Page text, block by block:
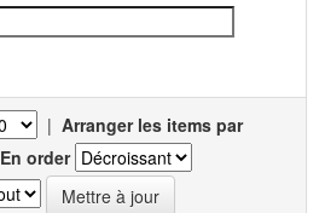
| Arranger les items par
En order